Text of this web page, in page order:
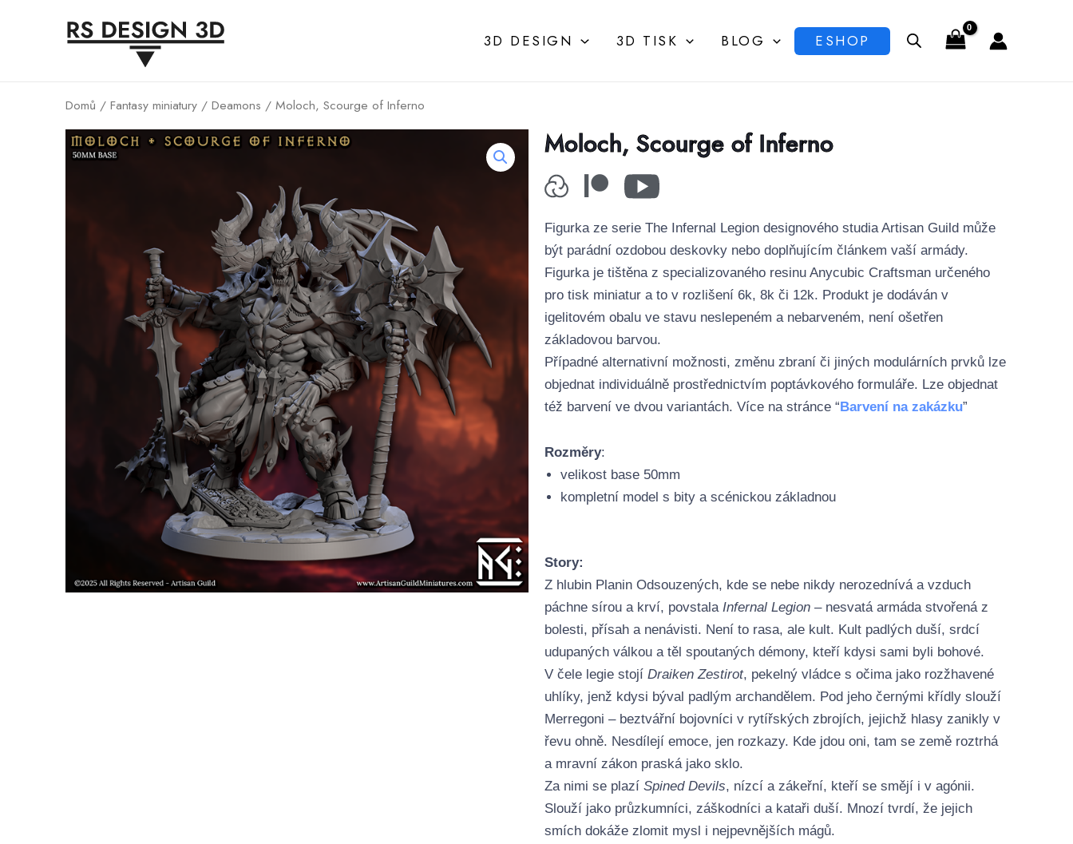
3D DESIGN 3D TISK BLOG ESHOP
Domů / Fantasy miniatury / Deamons / Moloch, Scourge of Inferno
Moloch, Scourge of Inferno
Figurka ze serie The Infernal Legion designového studia Artisan Guild může
být parádní ozdobou deskovky nebo doplňujícím článkem vaší armády.
Figurka je tištěna z specializovaného resinu Anycubic Craftsman určeného
pro tisk miniatur a to v rozlišení 6k, 8k či 12k. Produkt je dodáván v
igelitovém obalu ve stavu neslepeném a nebarveném, není ošetřen
základovou barvou.
Případné alternativní možnosti, změnu zbraní či jiných modulárních prvků lze
objednat individuálně prostřednictvím poptávkového formuláře. Lze objednat
též barvení ve dvou variantách. Více na stránce “Barvení na zakázku”
Rozměry:
velikost base 50mm
kompletní model s bity a scénickou základnou
Story:
Z hlubin Planin Odsouzených, kde se nebe nikdy nerozednívá a vzduch
páchne sírou a krví, povstala Infernal Legion – nesvatá armáda stvořená z
bolesti, přísah a nenávisti. Není to rasa, ale kult. Kult padlých duší, srdcí
udupaných válkou a těl spoutaných démony, kteří kdysi sami byli bohové.
V čele legie stojí Draiken Zestirot, pekelný vládce s očima jako rozžhavené
uhlíky, jenž kdysi býval padlým archandělem. Pod jeho černými křídly slouží
Merregoni – beztvářní bojovníci v rytířských zbrojích, jejichž hlasy zanikly v
řevu ohně. Nesdílejí emoce, jen rozkazy. Kde jdou oni, tam se země roztrhá
a mravní zákon praská jako sklo.
Za nimi se plazí Spined Devils, nízcí a zákeřní, kteří se smějí i v agónii.
Slouží jako průzkumníci, záškodníci a kataři duší. Mnozí tvrdí, že jejich
smích dokáže zlomit mysl i nejpevnějších mágů.